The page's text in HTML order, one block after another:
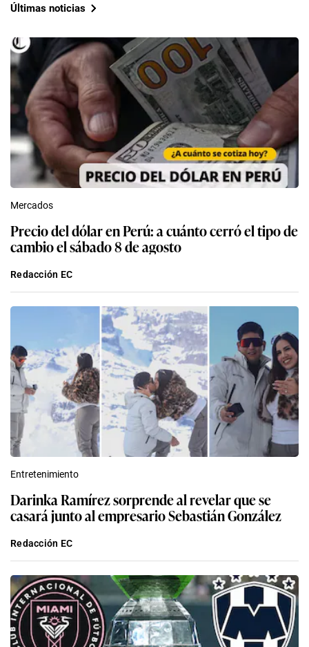
Últimas noticias
Mercados
Precio del dólar en Perú: a cuánto cerró el tipo de
cambio el sábado 8 de agosto
Redacción EC
Entretenimiento
Darinka Ramírez sorprende al revelar que se
casará junto al empresario Sebastián González
Redacción EC